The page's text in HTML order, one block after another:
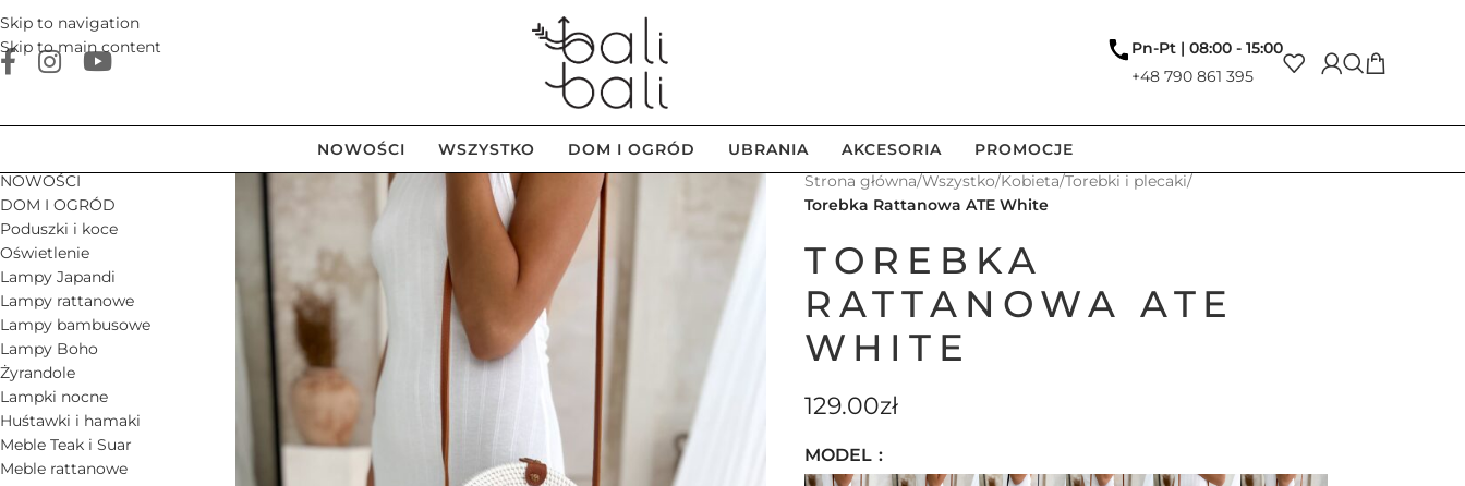
Skip to navigation
Skip to main content
+48 790 861 395
Pn-Pt | 08:00 - 15:00
NOWOŚCI WSZYSTKO DOM I OGRÓD UBRANIA AKCESORIA
PROMOCJE
NOWOŚCI
DOM I OGRÓD
Poduszki i koce
Oświetlenie
Lampy Japandi
Lampy rattanowe
Lampy bambusowe
Lampy Boho
Żyrandole
Lampki nocne
Huśtawki i hamaki
Meble Teak i Suar
Meble rattanowe
Strona główna/Wszystko/Kobieta/Torebki i plecaki/
Torebka Rattanowa ATE White
TOREBKA
RATTANOWA ATE
WHITE
129.00zł
MODEL